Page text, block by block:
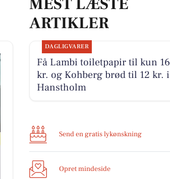
ARTIKLER
DAGLIGVARER
Få Lambi toiletpapir til kun 16
kr. og Kohberg brød til 12 kr. i
Hanstholm
Send en gratis lykønskning
Opret mindeside